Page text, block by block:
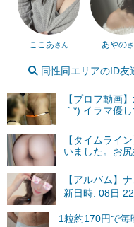
ここあさん あやの
同性同エリアのID友
【プロフ動画
｀*) イラマ優し
【タイムライ
いました。お
【アルバム】
新日時: 08日